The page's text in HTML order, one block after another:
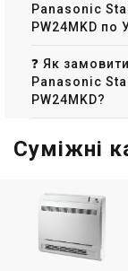
Panasonic
PW24MKD по
❓ Як
Panasonic
PW24MKD?
Суміжні